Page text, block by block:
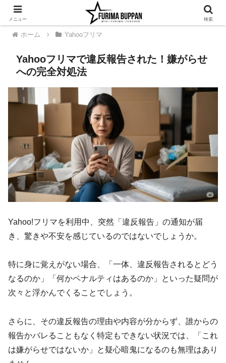
ホーム Yahooフリマ
Yahooフリマで違反報告された！嫌がらせ
への完全対処法
Yahoo!フリマを利用中、突然「違反報告」の通知が届
き、驚きや不安を感じているのではないでしょうか。
特に身に覚えがない場合、「一体、違反報告されるとどう
なるのか」「何かペナルティはあるのか」といった疑問が
次々と浮かんでくることでしょう。
さらに、その違反報告の理由や内容が分からず、誰からの
報告かバレることもなく特定もできない状況では、「これ
は嫌がらせではないか」と疑心暗鬼になるのも無理はあり
メニュー 検索